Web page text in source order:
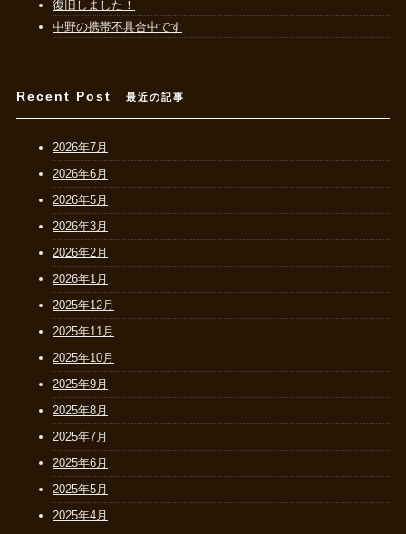
復旧しました！
中野の携帯不具合中です
Recent Post 最近の記事
2026年7月
2026年6月
2026年5月
2026年3月
2026年2月
2026年1月
2025年12月
2025年11月
2025年10月
2025年9月
2025年8月
2025年7月
2025年6月
2025年5月
2025年4月